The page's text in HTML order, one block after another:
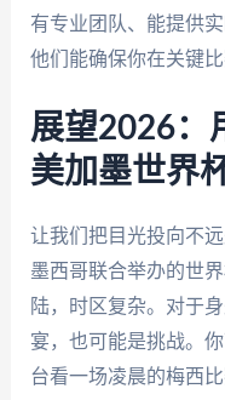
有专业团队、能提供
他们能确保你在关键比
展望2026：
美加墨世界
让我们把目光投向不
墨西哥联合举办的世
陆，时区复杂。对于
宴，也可能是挑战。
台看一场凌晨的梅西